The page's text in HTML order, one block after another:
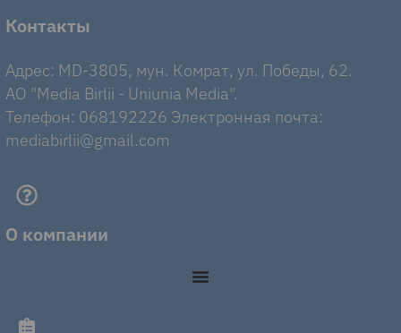
Контакты
Адрес: MD-3805, мун. Комрат, ул. Победы, 62.
AO "Media Birlii - Uniunia Media".
Телефон: 068192226 Электронная почта:
mediabirlii@gmail.com
О компании